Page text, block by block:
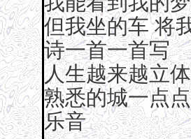
但我坐的车 将
诗一首一首写
人生越来越立体
熟悉的城一点
乐音